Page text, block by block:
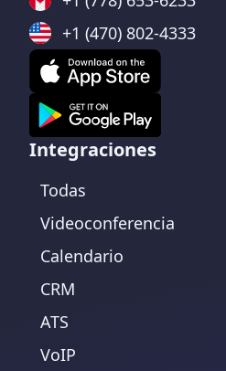
+1 (470) 802-4333
Integraciones
Todas
Videoconferencia
Calendario
CRM
ATS
VoIP